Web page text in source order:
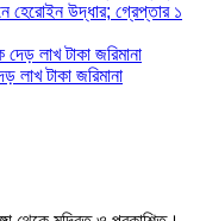
হেরোইন উদ্ধার; গ্রেপ্তার ১
লাখ টাকা জরিমানা